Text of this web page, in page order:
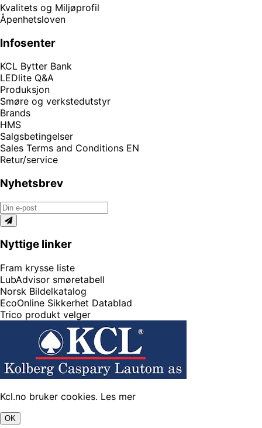
Kvalitets og Miljøprofil
Åpenhetsloven
Infosenter
KCL Bytter Bank
LEDlite Q&A
Produksjon
Smøre og verkstedutstyr
Brands
HMS
Salgsbetingelser
Sales Terms and Conditions EN
Retur/service
Nyhetsbrev
Nyttige linker
Fram krysse liste
LubAdvisor smøretabell
Norsk Bildelkatalog
EcoOnline Sikkerhet Datablad
Trico produkt velger
Kcl.no bruker cookies. Les mer
OK